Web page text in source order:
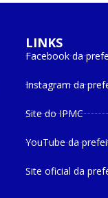
LINKS
Facebook da
Instagram da
Site do IPMC
YouTube da
Site oficial da